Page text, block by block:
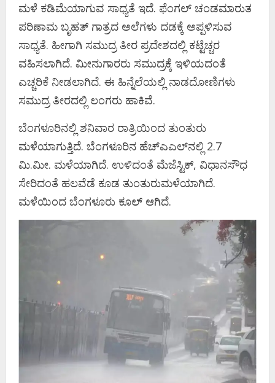
ಮಳೆ ಕಡಿಮೆಯಾಗುವ ಸಾಧ್ಯತೆ ಇದೆ. ಫೆಂಗಲ್ ಚಂಡಮಾರುತ
ಪರಿಣಾಮ ಬೃಹತ್ ಗಾತ್ರದ ಅಲೆಗಳು ದಡಕ್ಕೆ ಅಪ್ಪಳಿಸುವ
ಸಾಧ್ಯತೆ. ಹೀಗಾಗಿ ಸಮುದ್ರ ತೀರ ಪ್ರದೇಶದಲ್ಲಿ ಕಟ್ಟೆಚ್ಚರ
ವಹಿಸಲಾಗಿದೆ. ಮೀನುಗಾರರು ಸಮುದ್ರಕ್ಕೆ ಇಳಿಯದಂತೆ
ಎಚ್ಚರಿಕೆ ನೀಡಲಾಗಿದೆ. ಈ ಹಿನ್ನೆಲೆಯಲ್ಲಿ ನಾಡದೋಣಿಗಳು
ಸಮುದ್ರ ತೀರದಲ್ಲಿ ಲಂಗರು ಹಾಕಿವೆ.
ಬೆಂಗಳೂರಿನಲ್ಲಿ ಶನಿವಾರ ರಾತ್ರಿಯಿಂದ ತುಂತುರು
ಮಳೆಯಾಗುತ್ತಿದೆ. ಬೆಂಗಳೂರಿನ ಹೆಚ್​ಎಎಲ್​ನಲ್ಲಿ 2.7
ಮಿ.ಮೀ. ಮಳೆಯಾಗಿದೆ. ಉಳಿದಂತೆ ಮೆಜೆಸ್ಟಿಕ್, ವಿಧಾನಸೌಧ
ಸೇರಿದಂತೆ ಹಲವೆಡೆ ಕೂಡ ತುಂತುರುಮಳೆಯಾಗಿದೆ.
ಮಳೆಯಿಂದ ಬೆಂಗಳೂರು ಕೂಲ್​​ ಆಗಿದೆ.